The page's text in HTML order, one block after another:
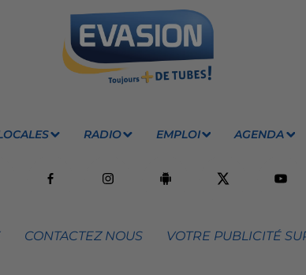
RADIO EMPLOI AGENDA
CONTACTEZ NOUS VOTRE PUBLICITÉ